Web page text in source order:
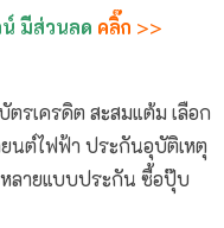
มีส่วนลด คลิ๊ก >>
รเครดิต สะสมแต้ม เลือก
ต์ไฟฟ้า ประกันอุบัติเหตุ
ลายแบบประกัน ซื้อปุ๊บ